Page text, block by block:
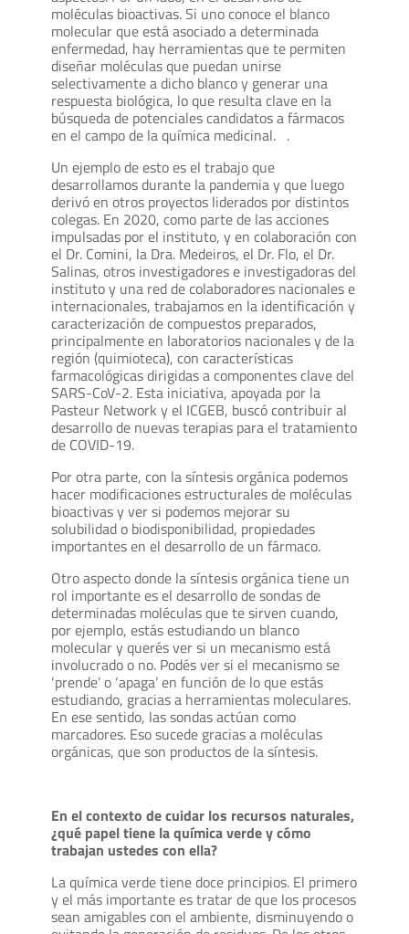
moléculas bioactivas. Si uno conoce el blanco
molecular que está asociado a determinada
enfermedad, hay herramientas que te permiten
diseñar moléculas que puedan unirse
selectivamente a dicho blanco y generar una
respuesta biológica, lo que resulta clave en la
búsqueda de potenciales candidatos a fármacos
en el campo de la química medicinal. .
Un ejemplo de esto es el trabajo que
desarrollamos durante la pandemia y que luego
derivó en otros proyectos liderados por distintos
colegas. En 2020, como parte de las acciones
impulsadas por el instituto, y en colaboración con
el Dr. Comini, la Dra. Medeiros, el Dr. Flo, el Dr.
Salinas, otros investigadores e investigadoras del
instituto y una red de colaboradores nacionales e
internacionales, trabajamos en la identificación y
caracterización de compuestos preparados,
principalmente en laboratorios nacionales y de la
región (quimioteca), con características
farmacológicas dirigidas a componentes clave del
SARS-CoV-2. Esta iniciativa, apoyada por la
Pasteur Network y el ICGEB, buscó contribuir al
desarrollo de nuevas terapias para el tratamiento
de COVID-19.
Por otra parte, con la síntesis orgánica podemos
hacer modificaciones estructurales de moléculas
bioactivas y ver si podemos mejorar su
solubilidad o biodisponibilidad, propiedades
importantes en el desarrollo de un fármaco.
Otro aspecto donde la síntesis orgánica tiene un
rol importante es el desarrollo de sondas de
determinadas moléculas que te sirven cuando,
por ejemplo, estás estudiando un blanco
molecular y querés ver si un mecanismo está
involucrado o no. Podés ver si el mecanismo se
‘prende’ o ‘apaga’ en función de lo que estás
estudiando, gracias a herramientas moleculares.
En ese sentido, las sondas actúan como
marcadores. Eso sucede gracias a moléculas
orgánicas, que son productos de la síntesis.
En el contexto de cuidar los recursos naturales,
¿qué papel tiene la química verde y cómo
trabajan ustedes con ella?
La química verde tiene doce principios. El primero
y el más importante es tratar de que los procesos
sean amigables con el ambiente, disminuyendo o